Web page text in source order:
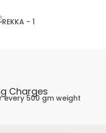
Charges
every 500 gm weight